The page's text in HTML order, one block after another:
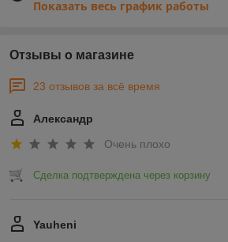
Показать весь график работы
Отзывы о магазине
23 отзывов за всё время
Александр
Очень плохо
Сделка подтверждена через корзину
Yauheni